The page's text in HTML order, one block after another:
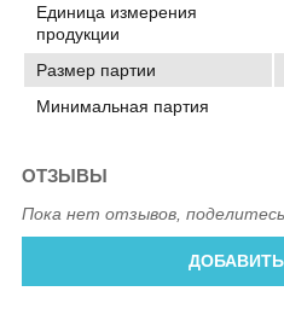
Единица измерения
продукции
Размер партии
Минимальная партия
ОТЗЫВЫ
Пока нет отзывов,